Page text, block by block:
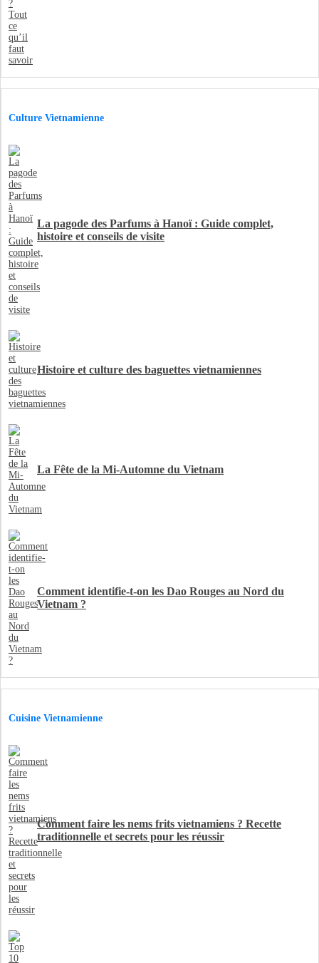
Culture Vietnamienne
La pagode des Parfums à Hanoï : Guide complet,
histoire et conseils de visite
Histoire et culture des baguettes vietnamiennes
La Fête de la Mi-Automne du Vietnam
Comment identifie-t-on les Dao Rouges au Nord du
Vietnam ?
Cuisine Vietnamienne
Comment faire les nems frits vietnamiens ? Recette
traditionnelle et secrets pour les réussir